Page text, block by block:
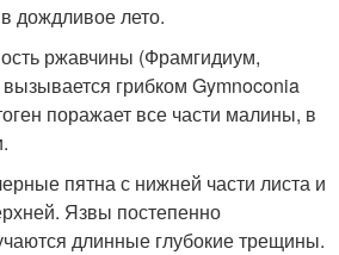
дождливое лето.
ржавчины (Фрамгидиум,
грибком Gymnoconia
поражает все части малины, в
пятна с нижней части листа и
Язвы постепенно
длинные глубокие трещины.